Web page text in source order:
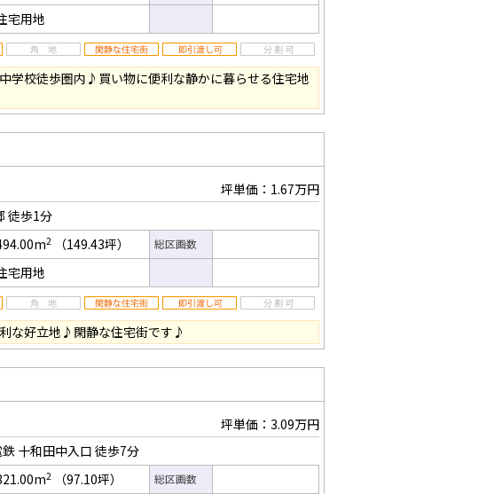
宅用地
学校徒歩圏内♪買い物に便利な静かに暮らせる住宅地
坪単価：1.67万円
徒歩1分
2 （149.43坪）
総区画数
宅用地
な好立地♪閑静な住宅街です♪
坪単価：3.09万円
十和田中入口 徒歩7分
2 （97.10坪）
総区画数